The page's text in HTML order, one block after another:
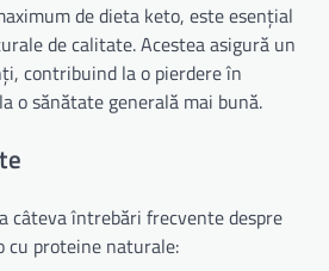
de dieta keto, este esențial
de calitate. Acestea asigură un
contribuind la o pierdere în
o sănătate generală mai bună.
câteva întrebări frecvente despre
cu proteine naturale: